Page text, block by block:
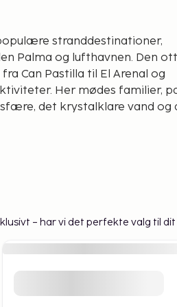
stranddestinationer,
Palma og lufthavnen. Den
Can Pastilla til El Arenal og
Her mødes familier,
det krystalklare vand og
mulighed for vandsport som
fantastiske beliggenhed
Palma eller nogle af de
– har vi det perfekte valg til